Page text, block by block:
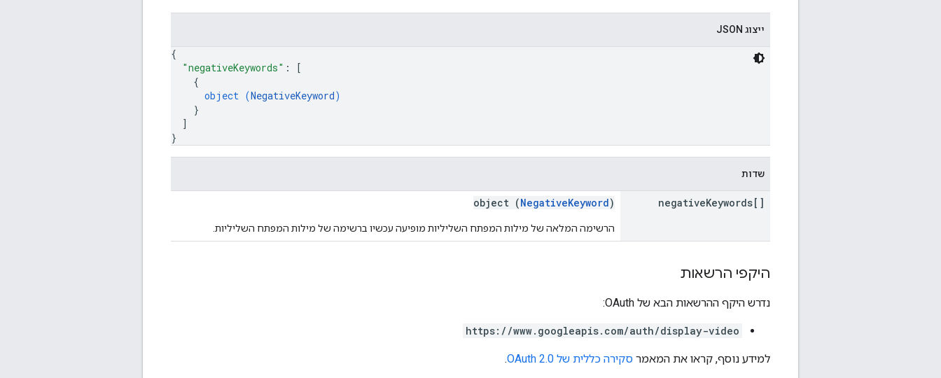
ייצוג JSON
{
"negativeKeywords" :
[
{
object (NegativeKeyword)
}
]
}
שדות
negativeKeywords[]
object (NegativeKeyword)
הרשימה המלאה של מילות המפתח השליליות מופיעה עכשיו ברשימה של מילות המפתח השליליות.
היקפי הרשאות
נדרש היקף ההרשאות הבא של OAuth:
https://www.googleapis.com/auth/display-video
למידע נוסף, קראו את המאמר סקירה כללית של OAuth 2.0 .